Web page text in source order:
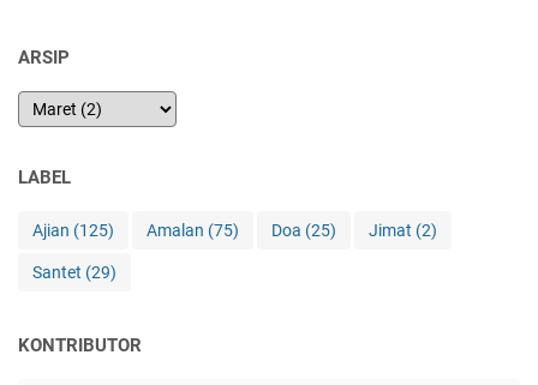
ARSIP
LABEL
Ajian (125) Amalan (75) Doa (25) Jimat (2)
Santet (29)
KONTRIBUTOR